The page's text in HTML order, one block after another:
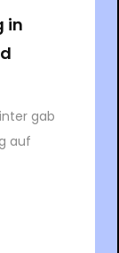
in
gab
auf